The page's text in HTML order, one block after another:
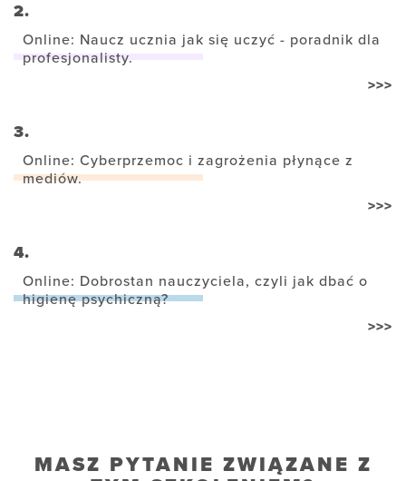
2.
Online: Naucz ucznia jak się uczyć - poradnik dla
profesjonalisty.
>>>
3.
Online: Cyberprzemoc i zagrożenia płynące z
mediów.
>>>
4.
Online: Dobrostan nauczyciela, czyli jak dbać o
higienę psychiczną?
>>>
MASZ PYTANIE ZWIĄZANE Z